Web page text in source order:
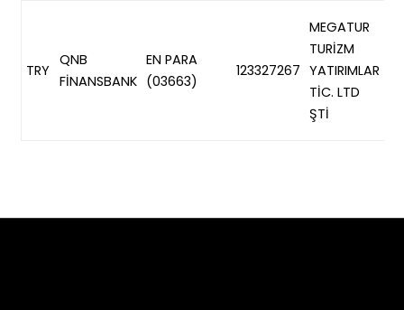
TRY
QNB
FİNANSBANK
EN PARA
(03663)
123327267
MEGATUR
TURİZM
YATIRIMLAR
TİC. LTD
ŞTİ